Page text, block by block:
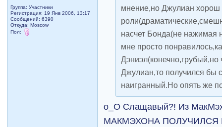
Группа: Участники
Регистрация: 19 Янв 2006, 13:17
Сообщений: 6390
Откуда: Moscow
Пол:
мнение,но Джулиан хорош
насчет Бонда(не нажимая
мне просто
Джулиан,то получился бы
наигранный.Но опять же
о_О Слащавый?! Из
МАКМЭХОНА